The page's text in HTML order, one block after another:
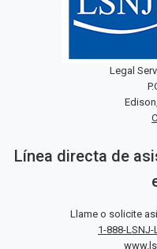
Legal
Línea directa de
Llame o solicite
1-888-LSNJ-